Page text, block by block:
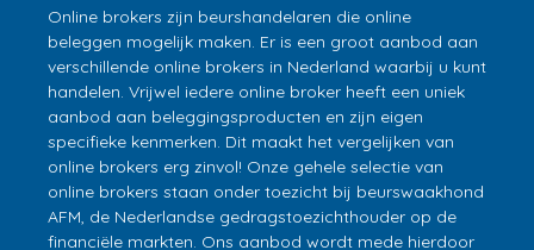
Online brokers zijn beurshandelaren die online
beleggen mogelijk maken. Er is een groot aanbod aan
verschillende online brokers in Nederland waarbij u kunt
handelen. Vrijwel iedere online broker heeft een uniek
aanbod aan beleggingsproducten en zijn eigen
specifieke kenmerken. Dit maakt het vergelijken van
online brokers erg zinvol! Onze gehele selectie van
online brokers staan onder toezicht bij beurswaakhond
AFM, de Nederlandse gedragstoezichthouder op de
financiële markten. Ons aanbod wordt mede hierdoor